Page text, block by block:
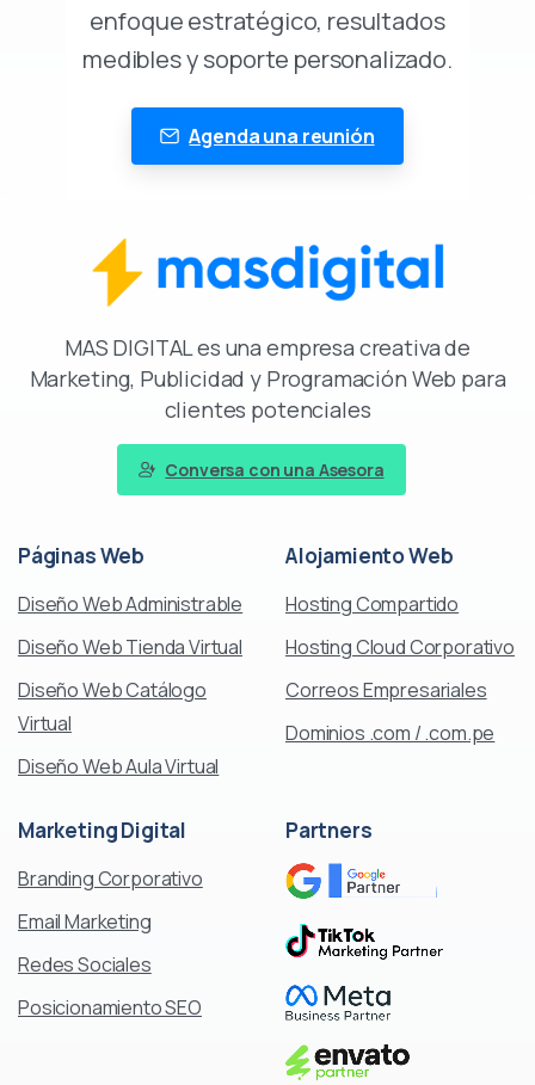
enfoque estratégico, resultados
medibles y soporte personalizado.
Agenda una reunión
MAS DIGITAL es una empresa creativa de
Marketing, Publicidad y Programación Web para
clientes potenciales
Conversa con una Asesora
PáginasWeb
Diseño Web Administrable
Diseño Web Tienda Virtual
Diseño Web Catálogo
Virtual
Diseño Web Aula Virtual
AlojamientoWeb
Hosting Compartido
Hosting Cloud Corporativo
Correos Empresariales
Dominios .com / .com.pe
MarketingDigital
Branding Corporativo
Email Marketing
Redes Sociales
Posicionamiento SEO
Partners